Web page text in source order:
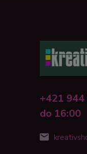
+421
do 16:00